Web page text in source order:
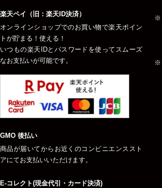
楽天ペイ（旧：楽天ID決済）
オンラインショップでのお買い物で楽天ポイン
トが貯まる！使える！
いつもの楽天IDとパスワードを使ってスムーズ
なお支払いが可能です。
GMO 後払い
商品が届いてからお近くのコンビニエンススト
アにてお支払いいただけます。
E-コレクト(現金代引・カード決済)